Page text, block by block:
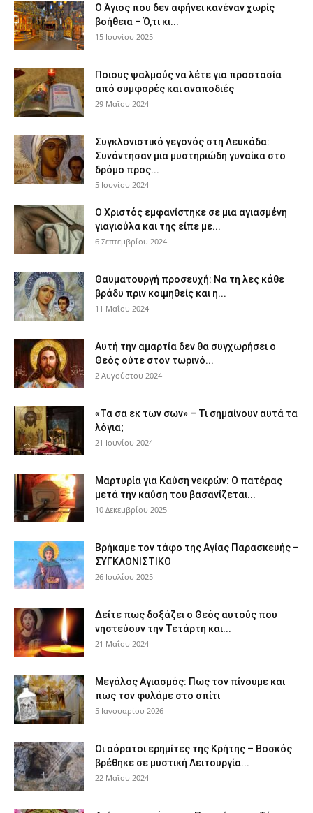
Ο Άγιος που δεν αφήνει κανέναν χωρίς
βοήθεια – Ό,τι κι...
15 Ιουνίου 2025
Ποιους ψαλμούς να λέτε για προστασία
από συμφορές και αναποδιές
29 Μαΐου 2024
Συγκλονιστικό γεγονός στη Λευκάδα:
Συνάντησαν μια μυστηριώδη γυναίκα στο
δρόμο προς...
5 Ιουνίου 2024
Ο Χριστός εμφανίστηκε σε μια αγιασμένη
γιαγιούλα και της είπε με...
6 Σεπτεμβρίου 2024
Θαυματουργή προσευχή: Να τη λες κάθε
βράδυ πριν κοιμηθείς και η...
11 Μαΐου 2024
Αυτή την αμαρτία δεν θα συγχωρήσει ο
Θεός ούτε στον τωρινό...
2 Αυγούστου 2024
«Τα σα εκ των σων» – Τι σημαίνουν αυτά τα
λόγια;
21 Ιουνίου 2024
Μαρτυρία για Καύση νεκρών: Ο πατέρας
μετά την καύση του βασανίζεται...
10 Δεκεμβρίου 2025
Βρήκαμε τον τάφο της Αγίας Παρασκευής –
ΣΥΓΚΛΟΝΙΣΤΙΚΟ
26 Ιουλίου 2025
Δείτε πως δοξάζει ο Θεός αυτούς που
νηστεύουν την Τετάρτη και...
21 Μαΐου 2024
Μεγάλος Αγιασμός: Πως τον πίνουμε και
πως τον φυλάμε στο σπίτι
5 Ιανουαρίου 2026
Οι αόρατοι ερημίτες της Κρήτης – Βοσκός
βρέθηκε σε μυστική Λειτουργία...
22 Μαΐου 2024